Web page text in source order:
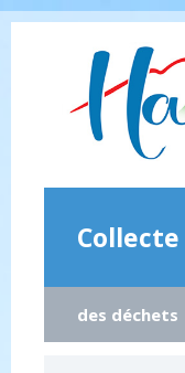
Collecte
des déchets